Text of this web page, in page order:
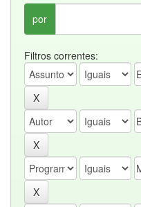
por
Filtros correntes: